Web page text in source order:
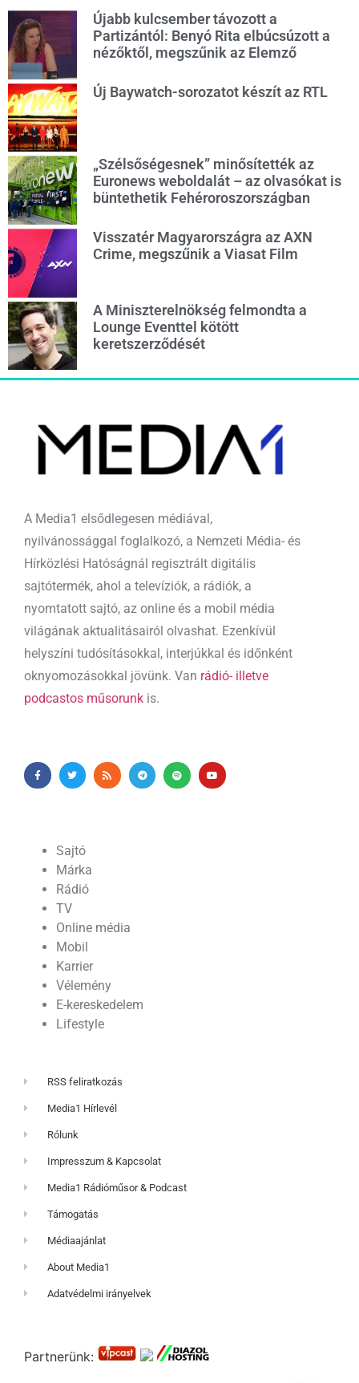
Újabb kulcsember távozott a
Partizántól: Benyó Rita elbúcsúzott a
nézőktől, megszűnik az Elemző
Új Baywatch-sorozatot készít az RTL
„Szélsőségesnek” minősítették az
Euronews weboldalát – az olvasókat is
büntethetik Fehéroroszországban
Visszatér Magyarországra az AXN
Crime, megszűnik a Viasat Film
A Miniszterelnökség felmondta a
Lounge Eventtel kötött
keretszerződését
A Media1 elsődlegesen médiával,
nyilvánossággal foglalkozó, a Nemzeti Média- és
Hírközlési Hatóságnál regisztrált digitális
sajtótermék, ahol a televíziók, a rádiók, a
nyomtatott sajtó, az online és a mobil média
világának aktualitásairól olvashat. Ezenkívül
helyszíni tudósításokkal, interjúkkal és időnként
oknyomozásokkal jövünk. Van rádió- illetve
podcastos műsorunk is.
Sajtó
Márka
Rádió
TV
Online média
Mobil
Karrier
Vélemény
E-kereskedelem
Lifestyle
RSS feliratkozás
Media1 Hírlevél
Rólunk
Impresszum & Kapcsolat
Media1 Rádióműsor & Podcast
Támogatás
Médiaajánlat
About Media1
Adatvédelmi irányelvek
Partnerünk: